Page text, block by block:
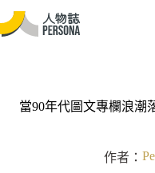
當90年代圖文專欄浪潮
作者：